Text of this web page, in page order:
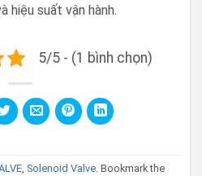
hiệu suất vận hành.
5/5 - (1 bình chọn)
, Solenoid Valve. Bookmark the